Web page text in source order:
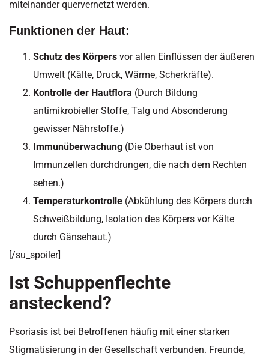
miteinander quervernetzt werden.
Funktionen der Haut:
Schutz des Körpers vor allen Einflüssen der äußeren
Umwelt (Kälte, Druck, Wärme, Scherkräfte).
Kontrolle der Hautflora (Durch Bildung
antimikrobieller Stoffe, Talg und Absonderung
gewisser Nährstoffe.)
Immunüberwachung (Die Oberhaut ist von
Immunzellen durchdrungen, die nach dem Rechten
sehen.)
Temperaturkontrolle (Abkühlung des Körpers durch
Schweißbildung, Isolation des Körpers vor Kälte
durch Gänsehaut.)
[/su_spoiler]
Ist Schuppenflechte
ansteckend?
Psoriasis ist bei Betroffenen häufig mit einer starken
Stigmatisierung in der Gesellschaft verbunden. Freunde,